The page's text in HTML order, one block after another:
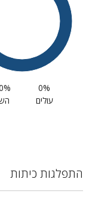
0%
עולים
התפלגות כיתות